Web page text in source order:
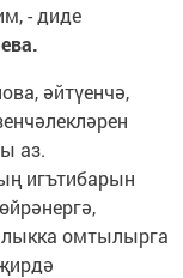
- диде
әйтүенчә,
аз.
игътибарын
омтылырга